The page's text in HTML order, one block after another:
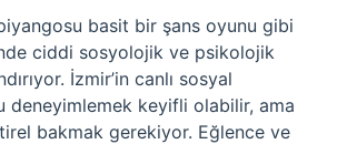
basit bir şans oyunu gibi
ciddi sosyolojik ve psikolojik
İzmir’in canlı sosyal
deneyimlemek keyifli olabilir, ama
bakmak gerekiyor. Eğlence ve